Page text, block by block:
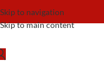
Skip to navigation
Skip to main content